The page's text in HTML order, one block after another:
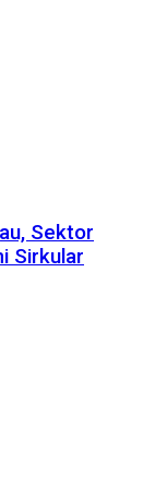
Sektor
Sirkular